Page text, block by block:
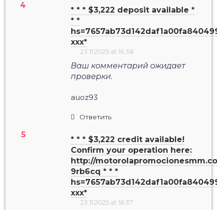
* * * $3,222 deposit available *
* *
ххх*
23.11.2025 at 16:38
Ваш комментарий ожидает
проверки.
auoz93
Ответить
* * * $3,222 credit available!
Confirm your operation here:
http://
9rb6cq * * *
ххх*
23.11.2025 at 16:37